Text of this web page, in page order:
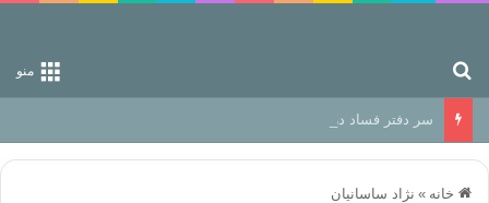
منو
سر دفتر فساد در زمین‌، دوری وکناره‌گیری از راه خداست‌!
خانه » نژاد ساسانیان